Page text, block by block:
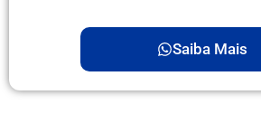
Saiba Mais